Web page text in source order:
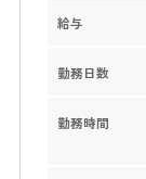
給与
勤務日数
勤務時間